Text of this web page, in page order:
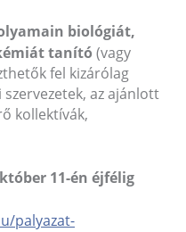
biológiát,
tanító (vagy
fel kizárólag
az ajánlott
kollektívák,
11-én éjfélig
palyazat-